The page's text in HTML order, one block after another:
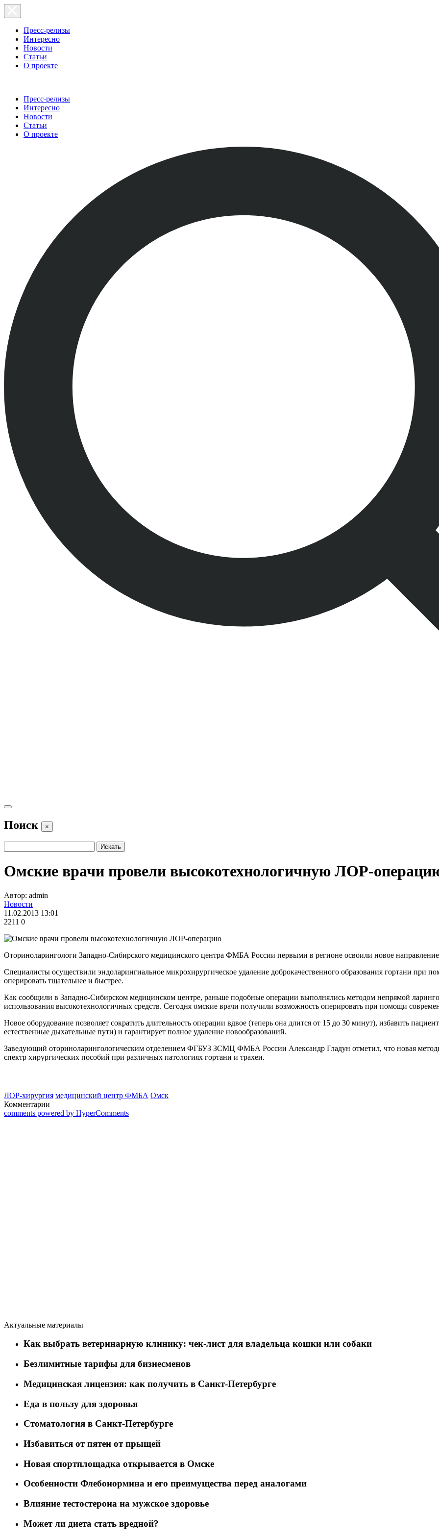
Пресс-релизы
Интересно
Новости
Статьи
О проекте
Пресс-релизы
Интересно
Новости
Статьи
О проекте
Поиск ×
Омские врачи провели высокотехнологичную ЛОР-
Автор: admin
Новости
11.02.2013 13:01
2211 0
Оториноларингологи Западно-Сибирского медицинского центра ФМБА России первыми в регионе освоили новое
Специалисты осуществили эндоларингиальное микрохирургическое удаление доброкачественного образования гортани при
оперировать тщательнее и быстрее.
Как сообщили в Западно-Сибирском медицинском центре, раньше подобные операции выполнялись методом непрямой
использования высокотехнологичных средств. Сегодня омские врачи получили возможность оперировать при помощи
Новое оборудование позволяет сократить длительность операции вдвое (теперь она длится от 15 до 30 минут), избавить
естественные дыхательные пути) и гарантирует полное удаление новообразований.
Заведующий оториноларингологическим отделением ФГБУЗ ЗСМЦ ФМБА России Александр Гладун отметил, что новая
спектр хирургических пособий при различных патологиях гортани и трахеи.
ЛОР-хирургия медицинский центр ФМБА Омск
Комментарии
comments powered by HyperComments
Актуальные материалы
Как выбрать ветеринарную клинику: чек-лист для владельца кошки или собаки
Безлимитные тарифы для бизнесменов
Медицинская лицензия: как получить в Санкт-Петербурге
Еда в пользу для здоровья
Стоматология в Санкт-Петербурге
Избавиться от пятен от прыщей
Новая спортплощадка открывается в Омске
Особенности Флебонормина и его преимущества перед аналогами
Влияние тестостерона на мужское здоровье
Может ли диета стать вредной?